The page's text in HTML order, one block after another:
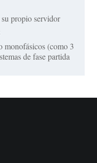
propio servidor
monofásicos (como 3
de fase partida